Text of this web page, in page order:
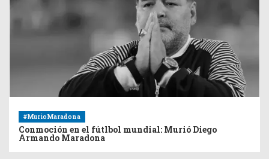
#MurioMaradona
Conmoción en el fútlbol mundial: Murió Diego
Armando Maradona